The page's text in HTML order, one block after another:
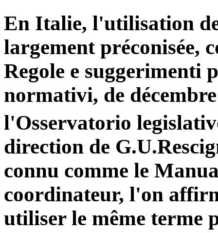
En Italie, l'utilisation
largement préconisée,
Regole e suggerimenti
normativi, de
l'Osservatorio
direction de
connu comme le
coordinateur, l'on
utiliser le même terme